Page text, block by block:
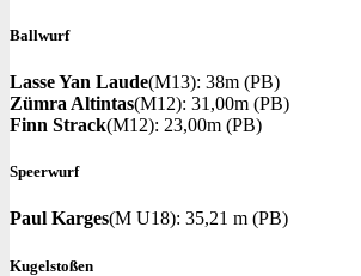
Ballwurf
Lasse Yan Laude(M13): 38m (PB)
Zümra Altintas(M12): 31,00m (PB)
Finn Strack(M12): 23,00m (PB)
Speerwurf
Paul Karges(M U18): 35,21 m (PB)
Kugelstoßen